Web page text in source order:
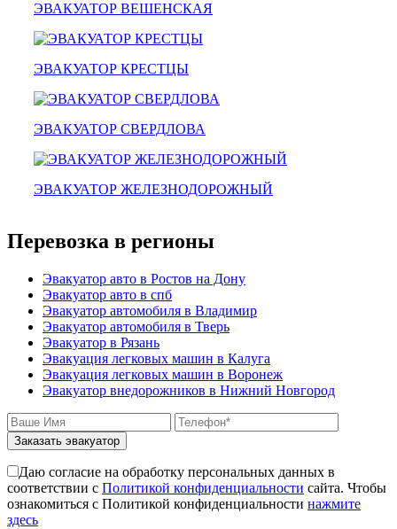
климовск
александров
мотоэвакуатор
домодедовская
зарайск
лесной городок
рублевское шоссе
красноармейск
выхино
ЭВАКУАТОР ВЕШЕНСКАЯ
ЭВАКУАТОР КРЕСТЦЫ
ЭВАКУАТОР СВЕРДЛОВА
ЭВАКУАТОР ЖЕЛЕЗНОДОРОЖНЫЙ
Перевозка в регионы
Эвакуатор авто в Ростов на Дону
Эвакуатор авто в спб
Эвакуатор автомобиля в Владимир
Эвакуатор автомобиля в Тверь
Эвакуатор в Рязань
Эвакуация легковых машин в Калуга
Эвакуация легковых машин в Воронеж
Эвакуатор внедорожников в Нижний Новгород
Заказать эвакуатор
Даю согласие на обработку персональных данных в
соответствии с Политикой конфиденциальности сайта. Чтобы
ознакомиться с Политикой конфиденциальности нажмите
здесь